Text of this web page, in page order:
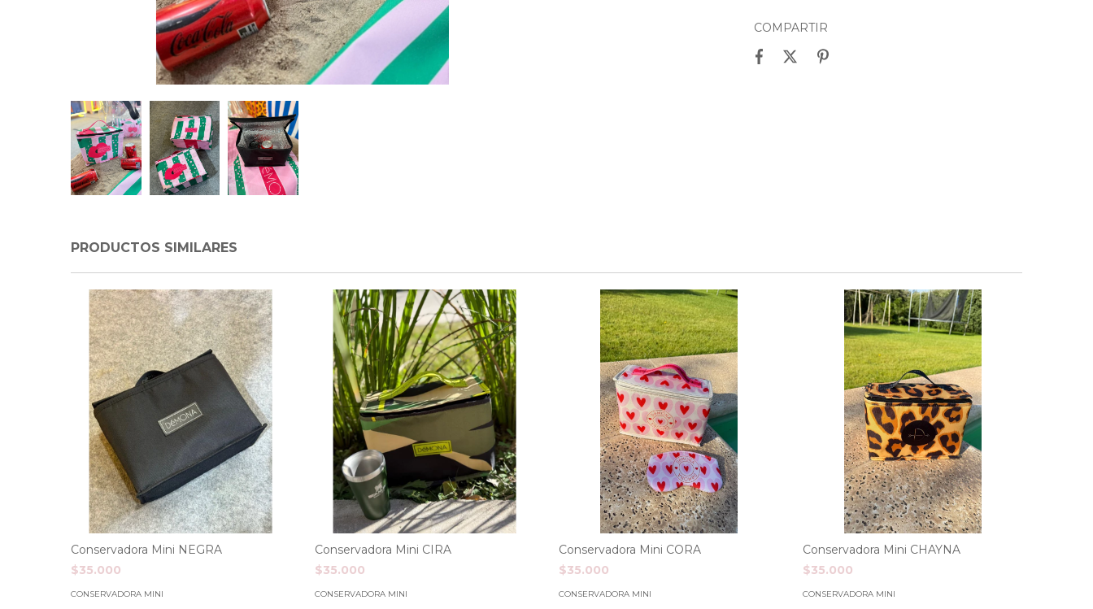
COMPARTIR
PRODUCTOS SIMILARES
Conservadora Mini NEGRA
$35.000
CONSERVADORA MINI
Conservadora Mini CIRA
$35.000
CONSERVADORA MINI
Conservadora Mini CORA
$35.000
CONSERVADORA MINI
Conservadora Mini CHAYNA
$35.000
CONSERVADORA MINI